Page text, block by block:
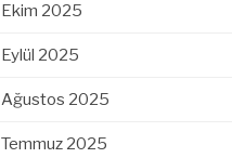
Ekim 2025
Eylül 2025
Ağustos 2025
Temmuz 2025